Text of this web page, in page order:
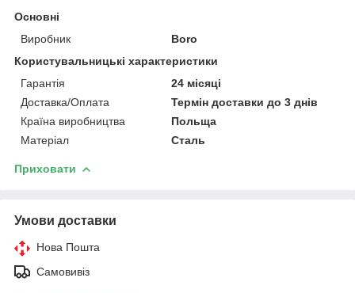
Основні
Виробник
Boro
Користувальницькі характеристики
Гарантія
24 місяці
Доставка/Оплата
Термін доставки до 3 днів
Країна виробництва
Польща
Матеріал
Сталь
Приховати
Умови доставки
Нова Пошта
Самовивіз